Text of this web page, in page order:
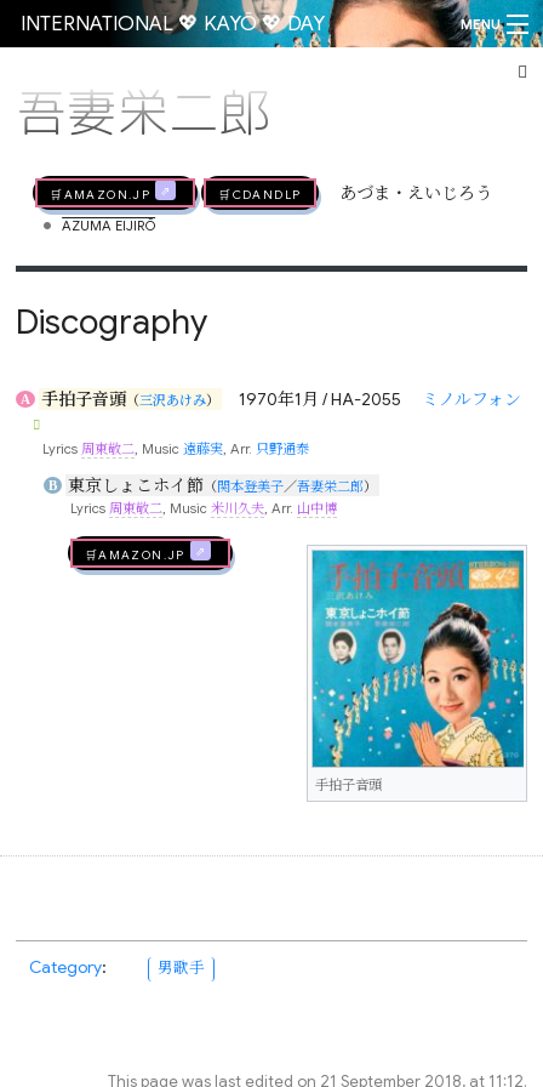
INTERNATIONAL 💖 KAYŌ 💖 DAY MENU
吾妻栄二郎
🛒AMAZON.jp 🛒CDandLP あづま・えいじろう
• AZUMA EIJIRŌ
Discography
A 手拍子音頭 （三沢あけみ） 1970年1月 / HA-2055 ミノルフォン
Lyrics 周東敬二 , Music遠藤実 , Arr. 只野通泰
B 東京しょこホイ節 （関本登美子／吾妻栄二郎）
Lyrics 周東敬二, Music 米川久夫, Arr. 山中博
手拍子音頭
🛒AMAZON.jp
Category: 男歌手
This page was last edited on 21 September 2018, at 11:12.